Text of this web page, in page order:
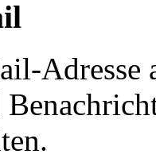
Adresse